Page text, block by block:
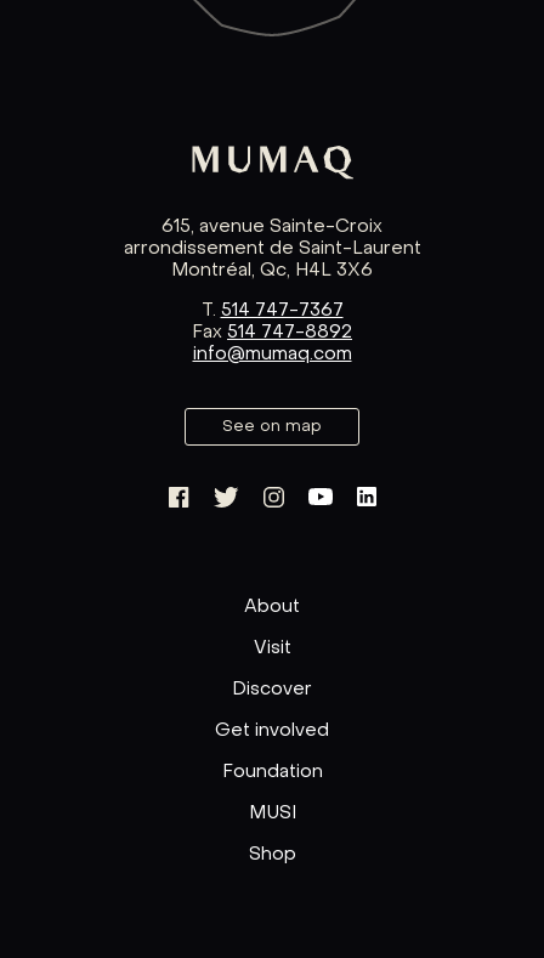
615, avenue Sainte-Croix
arrondissement de Saint-Laurent
Montréal, Qc, H4L 3X6
T. 514 747-7367
Fax 514 747-8892
info@mumaq.com
See on map
About
Visit
Discover
Get involved
Foundation
MUSI
Shop